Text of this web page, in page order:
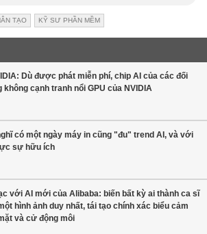
TẠO KỸ SƯ PHẦN MỀM
Dù được phát miễn phí, chip AI của các đối
không cạnh tranh nổi GPU của NVIDIA
có một ngày máy in cũng "đu" trend AI, và với
sự hữu ích
với AI mới của Alibaba: biến bất kỳ ai thành ca sĩ
hình ảnh duy nhất, tái tạo chính xác biểu cảm
và cử động môi